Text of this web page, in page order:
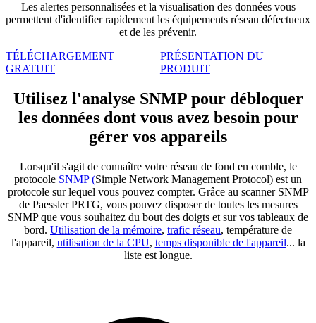
Les alertes personnalisées et la visualisation des données vous
permettent d'identifier rapidement les équipements réseau défectueux
et de les prévenir.
TÉLÉCHARGEMENT
GRATUIT
PRÉSENTATION DU
PRODUIT
Utilisez l'analyse SNMP pour débloquer
les données dont vous avez besoin pour
gérer vos appareils
Lorsqu'il s'agit de connaître votre réseau de fond en comble, le
protocole SNMP (Simple Network Management Protocol) est un
protocole sur lequel vous pouvez compter. Grâce au scanner SNMP
de Paessler PRTG, vous pouvez disposer de toutes les mesures
SNMP que vous souhaitez du bout des doigts et sur vos tableaux de
bord. Utilisation de la mémoire, trafic réseau, température de
l'appareil, utilisation de la CPU, temps disponible de l'appareil... la
liste est longue.